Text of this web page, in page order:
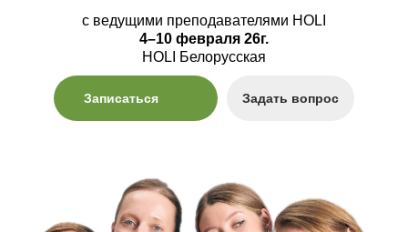
Задать вопрос
Записаться
с ведущими преподавателями HOLI
4–10 февраля 26г.
HOLI Белорусская